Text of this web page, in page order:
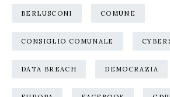
BERLUSCONI COMUNE
CONSIGLIO COMUNALE
DATA BREACH DEMOCRAZIA